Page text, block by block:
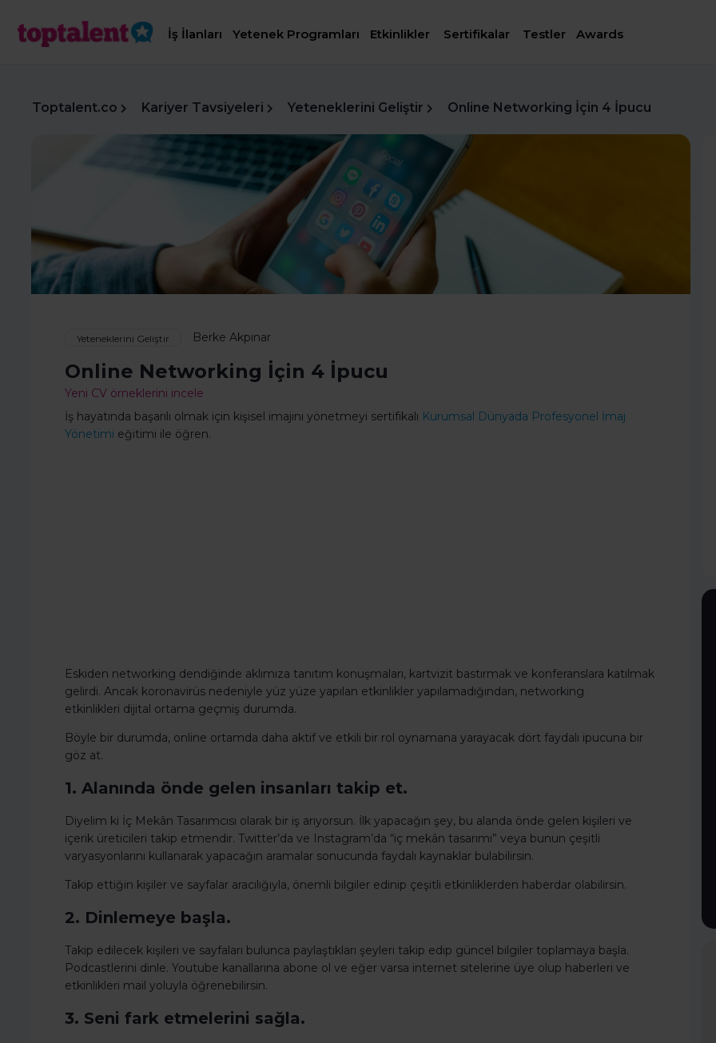
İş İlanları Yetenek Programları Etkinlikler Sertifikalar Testler Awards
Toptalent.co Kariyer Tavsiyeleri Yeteneklerini Geliştir Online Networking İçin 4 İpucu
Yeteneklerini Geliştir Berke Akpınar
Online Networking İçin 4 İpucu
Yeni CV örneklerini incele
İş hayatında başarılı olmak için kişisel imajını yönetmeyi sertifikalı Kurumsal Dünyada Profesyonel İmaj
Yönetimi eğitimi ile öğren.
Eskiden networking dendiğinde aklımıza tanıtım konuşmaları, kartvizit bastırmak ve konferanslara katılmak
gelirdi. Ancak koronavirüs nedeniyle yüz yüze yapılan etkinlikler yapılamadığından, networking
etkinlikleri dijital ortama geçmiş durumda.
Böyle bir durumda, online ortamda daha aktif ve etkili bir rol oynamana yarayacak dört faydalı ipucuna bir
göz at.
1. Alanında önde gelen insanları takip et.
Diyelim ki İç Mekân Tasarımcısı olarak bir iş arıyorsun. İlk yapacağın şey, bu alanda önde gelen kişileri ve
içerik üreticileri takip etmendir. Twitter’da ve Instagram’da “iç mekân tasarımı” veya bunun çeşitli
varyasyonlarını kullanarak yapacağın aramalar sonucunda faydalı kaynaklar bulabilirsin.
Takip ettiğin kişiler ve sayfalar aracılığıyla, önemli bilgiler edinip çeşitli etkinliklerden haberdar olabilirsin.
2. Dinlemeye başla.
Takip edilecek kişileri ve sayfaları bulunca paylaştıkları şeyleri takip edip güncel bilgiler toplamaya başla.
Podcastlerini dinle. Youtube kanallarına abone ol ve eğer varsa internet sitelerine üye olup haberleri ve
etkinlikleri mail yoluyla öğrenebilirsin.
3. Seni fark etmelerini sağla.